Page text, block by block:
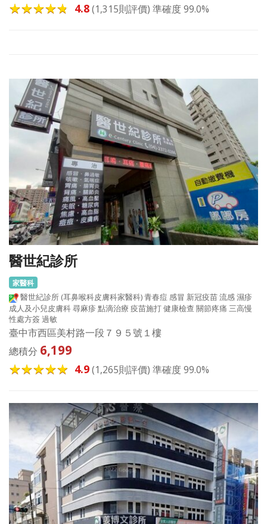
4.8(1,315則評價) 準確度 99.0%
醫世紀診所
家醫科
醫世紀診所 (耳鼻喉科皮膚科家醫科) 青春痘 感冒 新冠疫苗 流感 濕疹
成人及小兒皮膚科 尋麻疹 點滴治療 疫苗施打 健康檢查 關節疼痛 三高慢
性處方簽 過敏
臺中市西區美村路一段７９５號１樓
總積分 6,199
4.9(1,265則評價) 準確度 99.0%